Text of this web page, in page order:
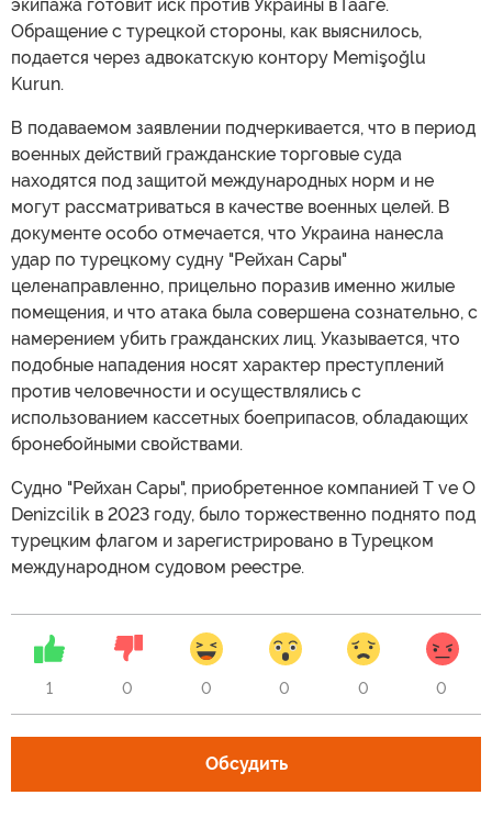
экипажа готовит иск против Украины в Гааге.
Обращение с турецкой стороны, как выяснилось,
подается через адвокатскую контору Memişoğlu
Kurun.
В подаваемом заявлении подчеркивается, что в период
военных действий гражданские торговые суда
находятся под защитой международных норм и не
могут рассматриваться в качестве военных целей. В
документе особо отмечается, что Украина нанесла
удар по турецкому судну "Рейхан Сары"
целенаправленно, прицельно поразив именно жилые
помещения, и что атака была совершена сознательно, с
намерением убить гражданских лиц. Указывается, что
подобные нападения носят характер преступлений
против человечности и осуществлялись с
использованием кассетных боеприпасов, обладающих
бронебойными свойствами.
Судно "Рейхан Сары", приобретенное компанией T ve O
Denizcilik в 2023 году, было торжественно поднято под
турецким флагом и зарегистрировано в Турецком
международном судовом реестре.
1 0 0 0 0 0
Обсудить